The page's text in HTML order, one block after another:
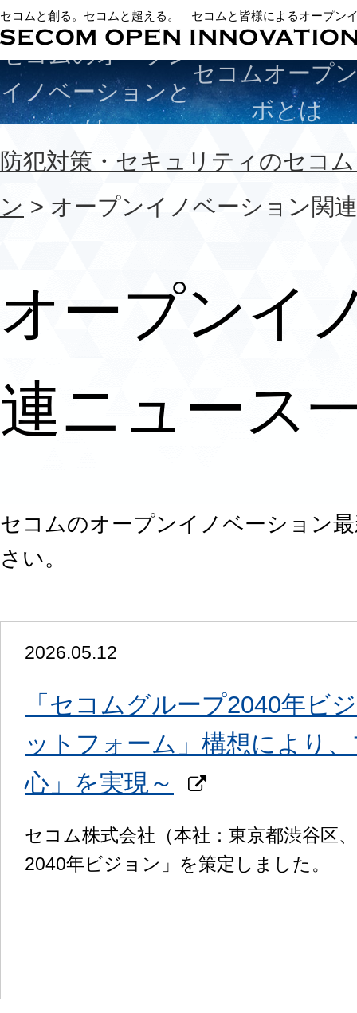
セコムと創る。セコムと超える。 セコムと皆様によるオープン
セコムのオープン
イノベーションと
は
セコムオープ
ボとは
防犯対策・セキュリティのセコ
ン > オープンイノベーション関
オープンイ
連ニュース
セコムのオープンイノベーション
さい。
2026.05.12
「セコムグループ2040年ビ
ットフォーム」構想により
心」を実現～
セコム株式会社（本社：東京都渋谷区
2040年ビジョン」を策定しました。